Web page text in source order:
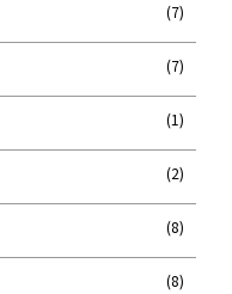
(7)
(7)
(1)
(2)
(8)
(8)